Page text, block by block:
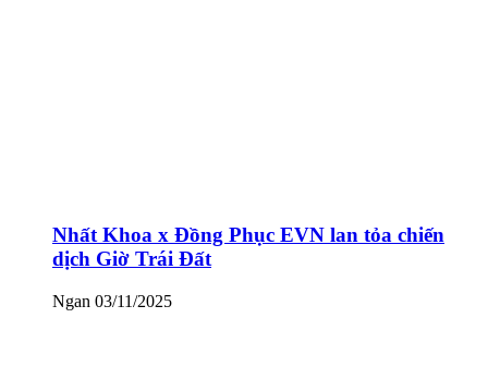
Nhất Khoa x Đồng Phục EVN lan tỏa chiến
dịch Giờ Trái Đất
Ngan 03/11/2025